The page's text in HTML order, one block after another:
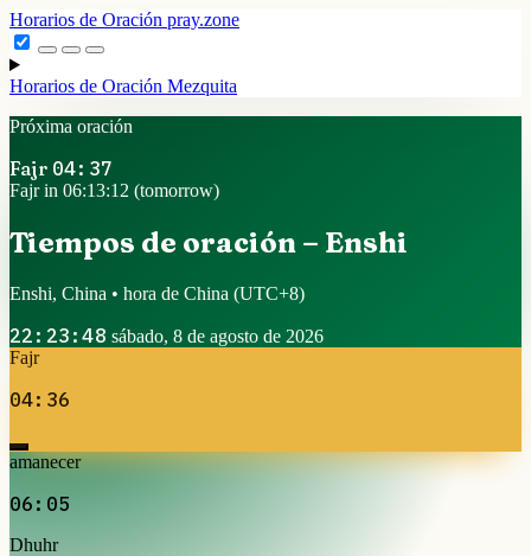
Horarios de Oración pray.zone
Horarios de Oración Mezquita
Próxima oración
Fajr 04:37
Fajr in 06:13:12 (tomorrow)
Tiempos de oración – Enshi
Enshi, China • hora de China (UTC+8)
22:23:48 sábado, 8 de agosto de 2026
Fajr
04:36
amanecer
06:05
Dhuhr